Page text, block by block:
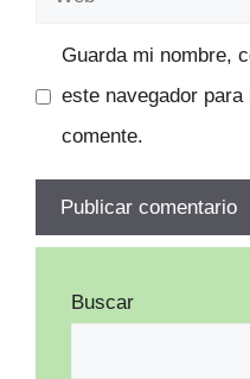
Guarda mi nombre,
este navegador
comente.
Buscar